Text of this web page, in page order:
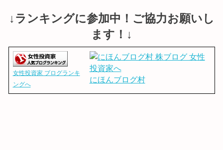
↓ランキングに参加中！ご協力お願いし
ます！↓
女性投資家 ブログランキ
ングへ
にほんブログ村